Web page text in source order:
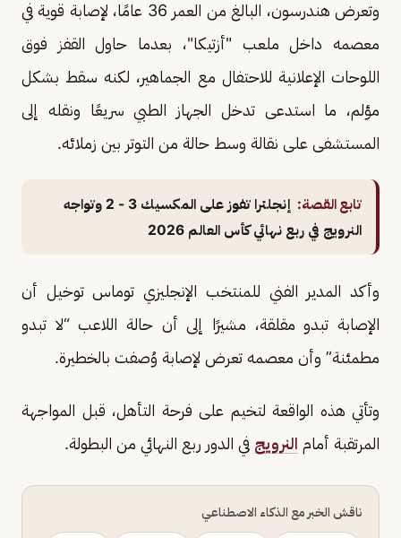
وتعرض هندرسون، البالغ من العمر 36 عامًا، لإصابة قوية في
معصمه داخل ملعب "أزتيكا"، بعدما حاول القفز فوق
اللوحات الإعلانية للاحتفال مع الجماهير، لكنه سقط بشكل
مؤلم، ما استدعى تدخل الجهاز الطبي سريعًا ونقله إلى
المستشفى على نقالة وسط حالة من التوتر بين زملائه.
تابع القصة:
إنجلترا تفوز على المكسيك 3 - 2 وتواجه
النرويج في ربع نهائي كأس العالم 2026
وأكد المدير الفني للمنتخب الإنجليزي توماس توخيل أن
الإصابة تبدو مقلقة، مشيرًا إلى أن حالة اللاعب “لا تبدو
مطمئنة” وأن معصمه تعرض لإصابة وُصفت بالخطيرة.
وتأتي هذه الواقعة لتخيم على فرحة التأهل، قبل المواجهة
المرتقبة أمام النرويج في الدور ربع النهائي من البطولة.
ناقش الخبر مع الذكاء الاصطناعي